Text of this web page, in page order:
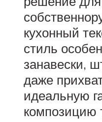
кухонный
стиль
занавески,
даже
идеальную
композицию